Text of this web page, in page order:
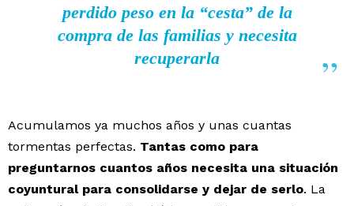
perdido peso en la “cesta” de la
compra de las familias y necesita
recuperarla
Acumulamos ya muchos años y unas cuantas
tormentas perfectas. Tantas como para
preguntarnos cuantos años necesita una situación
coyuntural para consolidarse y dejar de serlo. La